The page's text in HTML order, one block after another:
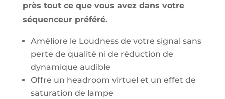
près tout ce que vous avez dans votre
séquenceur préféré.
Améliore le Loudness de votre signal sans
perte de qualité ni de réduction de
dynamique audible
Offre un headroom virtuel et un effet de
saturation de lampe